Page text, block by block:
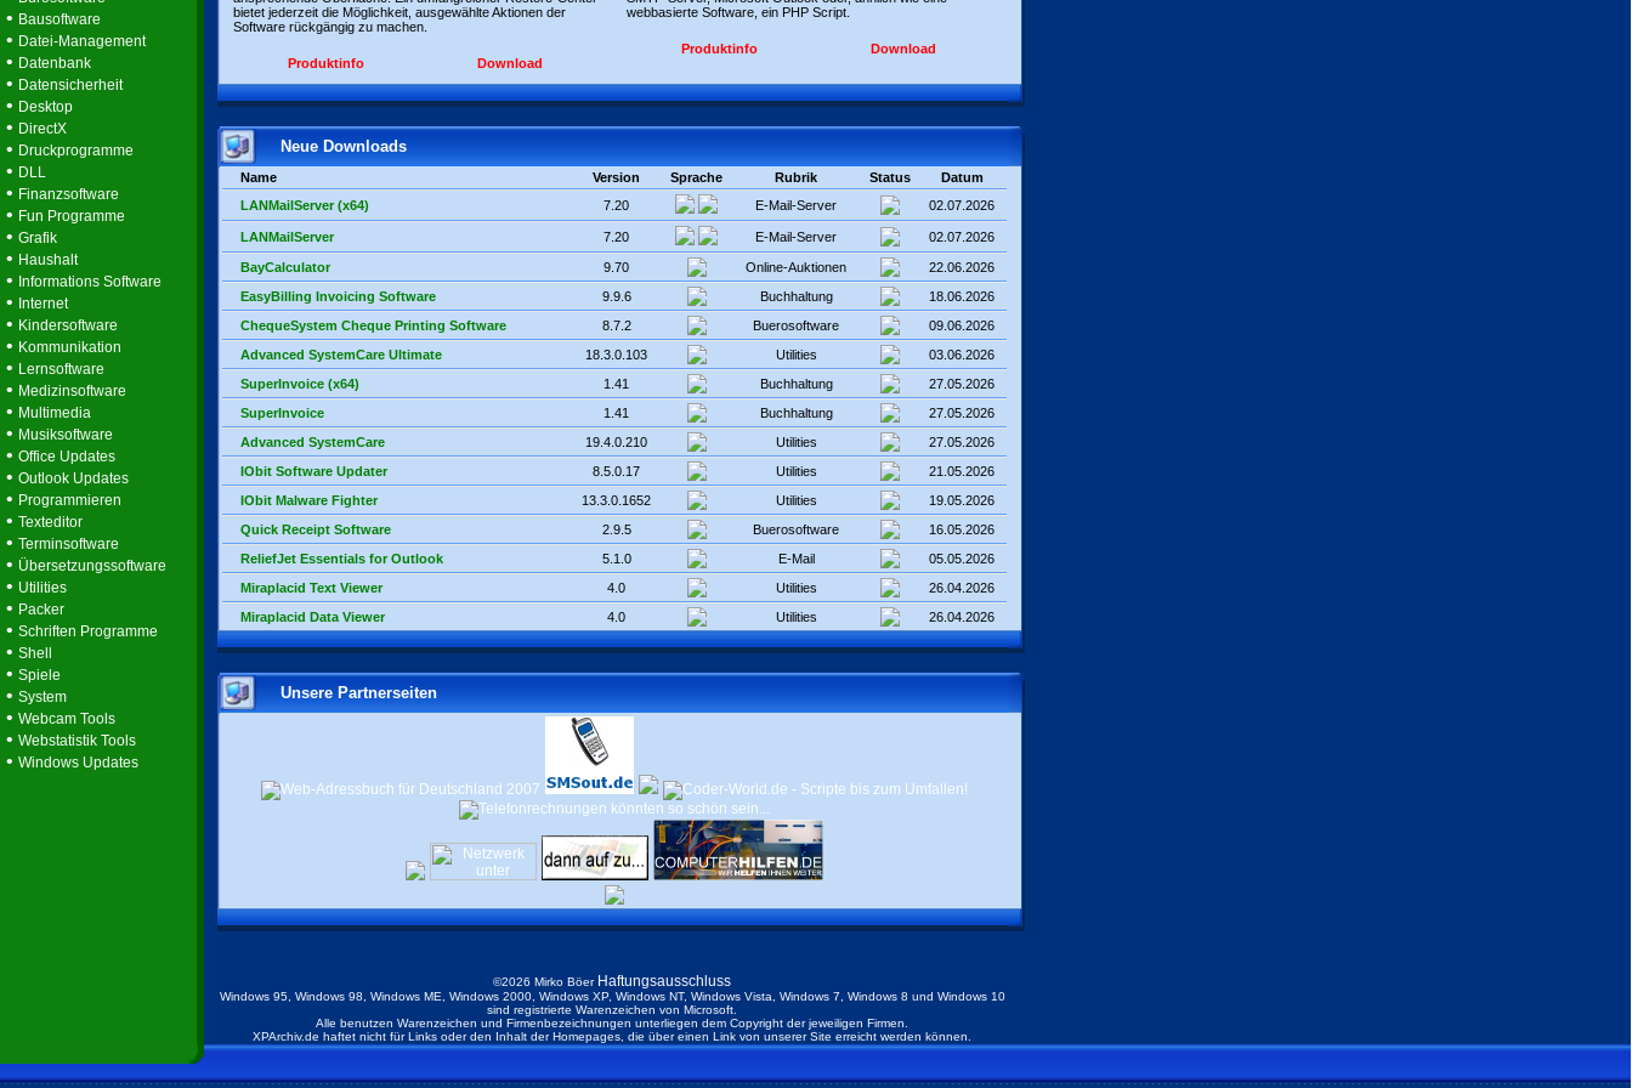
• Bausoftware
• Datei-Management
• Datenbank
• Datensicherheit
• Desktop
• DirectX
• Druckprogramme
• DLL
• Finanzsoftware
• Fun Programme
• Grafik
• Haushalt
• Informations Software
• Internet
• Kindersoftware
• Kommunikation
• Lernsoftware
• Medizinsoftware
• Multimedia
• Musiksoftware
• Office Updates
• Outlook Updates
• Programmieren
• Texteditor
• Terminsoftware
• Übersetzungssoftware
• Utilities
• Packer
• Schriften Programme
• Shell
• Spiele
• System
• Webcam Tools
• Webstatistik Tools
• Windows Updates
bietet jederzeit die Möglichkeit, ausgewählte Aktionen der
Software rückgängig zu machen.
Produktinfo Download
webbasierte Software, ein PHP Script.
Produktinfo Download
Neue Downloads
Name Version Sprache Rubrik Status
Datum
LANMailServer (x64)
7.20 E-Mail-Server 02.07.2026
LANMailServer 7.20 E-Mail-Server 02.07.2026
BayCalculator 9.70 Online-Auktionen
22.06.2026
EasyBilling Invoicing Software
9.9.6 Buchhaltung
18.06.2026
ChequeSystem Cheque Printing Software
8.7.2 Buerosoftware
09.06.2026
Advanced SystemCare Ultimate
18.3.0.103 Utilities
03.06.2026
SuperInvoice (x64)
1.41 Buchhaltung
27.05.2026
SuperInvoice
1.41 Buchhaltung
27.05.2026
Advanced SystemCare
19.4.0.210 Utilities
27.05.2026
IObit Software Updater
8.5.0.17 Utilities
21.05.2026
IObit Malware Fighter
13.3.0.1652 Utilities
19.05.2026
Quick Receipt Software
2.9.5 Buerosoftware
16.05.2026
ReliefJet Essentials for Outlook
5.1.0 E-Mail
05.05.2026
Miraplacid Text Viewer
4.0 Utilities
26.04.2026
Miraplacid Data Viewer
4.0 Utilities 26.04.2026
Unsere Partnerseiten
©2026 Mirko Böer Haftungsausschluss
Windows 95, Windows 98, Windows ME, Windows 2000, Windows XP, Windows NT, Windows Vista, Windows 7, Windows 8 und Windows 10
sind registrierte Warenzeichen von Microsoft.
Alle benutzen Warenzeichen und Firmenbezeichnungen unterliegen dem Copyright der jeweiligen Firmen.
XPArchiv.de haftet nicht für Links oder den Inhalt der Homepages, die über einen Link von unserer Site erreicht werden können.